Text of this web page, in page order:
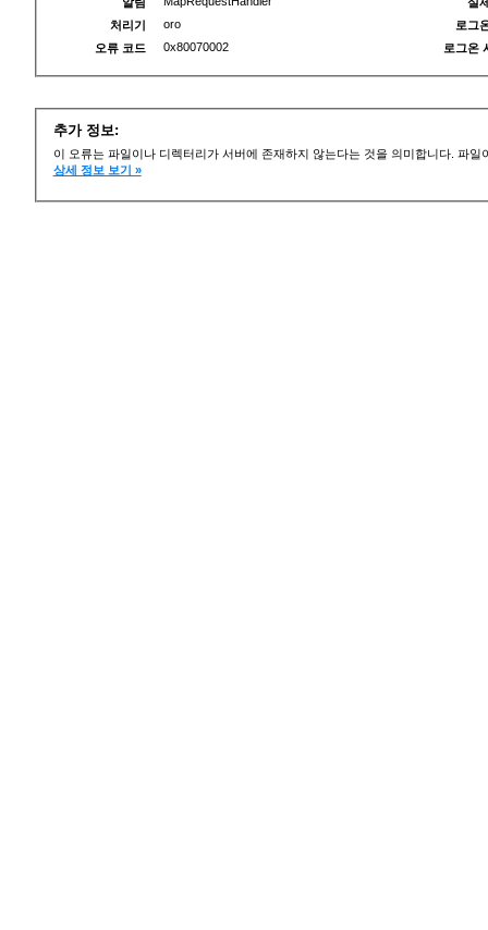
처리기
oro
오류 코드
0x80070002
로그
로그온
추가 정보:
이 오류는 파일이나 디렉터리가 서버에 존재하지 않는다는 것을 의미합니다. 파
상세 정보 보기 »